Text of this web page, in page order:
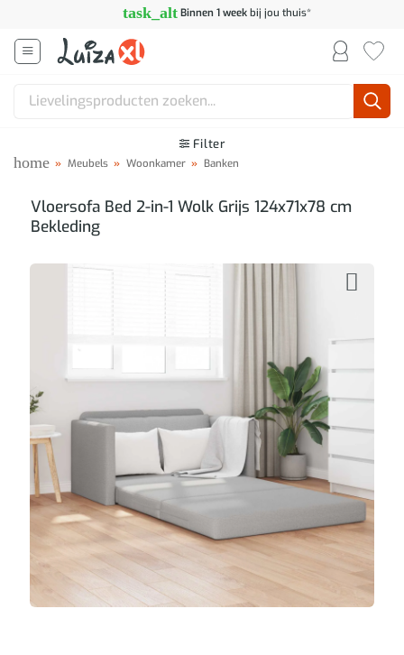
inhoud
task_alt Binnen 1 weekbij jou thuis*
Zoeken
Filter
home » Meubels » Woonkamer » Banken
Vloersofa Bed 2-in-1 Wolk Grijs 124x71x78 cm
Bekleding